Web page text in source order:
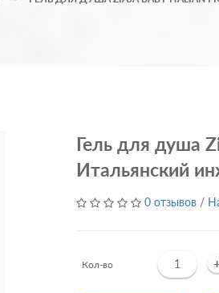
Гель для душа
Итальянский
0 отзывов /
Кол-во